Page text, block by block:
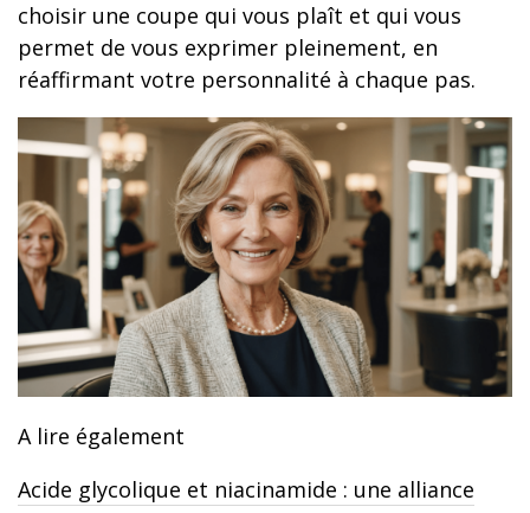
choisir une coupe qui vous plaît et qui vous
permet de vous exprimer pleinement, en
réaffirmant votre personnalité à chaque pas.
A lire également
Acide glycolique et niacinamide : une alliance